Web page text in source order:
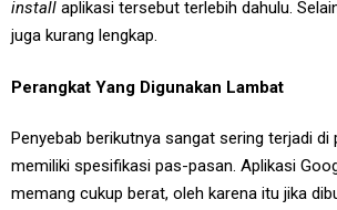
install aplikasi tersebut terlebih dahulu.
juga kurang lengkap.
Perangkat Yang Digunakan Lambat
Penyebab berikutnya sangat sering terjadi di
memiliki spesifikasi pas-pasan. Aplikasi
memang cukup berat, oleh karena itu jika